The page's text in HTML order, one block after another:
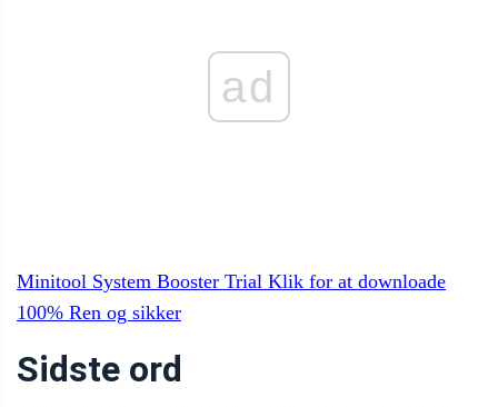
ad
Minitool System Booster Trial Klik for at downloade
100% Ren og sikker
Sidste ord